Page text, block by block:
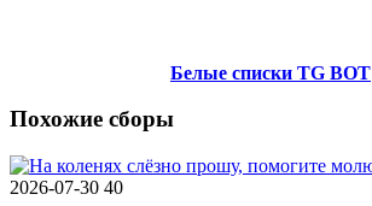
Белые списки TG BOT
Похожие сборы
2026-07-30 40